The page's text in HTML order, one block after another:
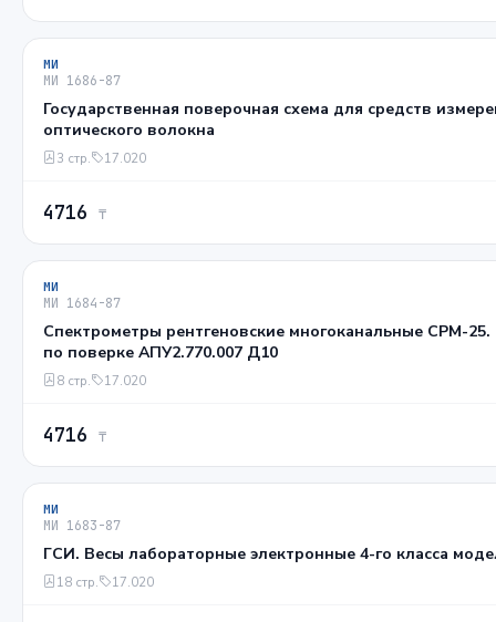
МИ
МИ 1686-87
Государственная поверочная схема для средств
оптического волокна
3 стр. 17.020
4716 ₸
МИ
МИ 1684-87
Спектрометры рентгеновские многоканальные СРМ-25.
по поверке АПУ2.770.007 Д10
8 стр. 17.020
4716 ₸
МИ
МИ 1683-87
ГСИ. Весы лабораторные электронные 4-го класса
18 стр. 17.020